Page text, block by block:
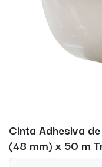
Cinta Adhesiva
(48 mm) x 50 m